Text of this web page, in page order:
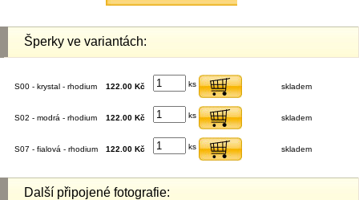
Šperky ve variantách:
S00 - krystal - rhodium 122.00 Kč ks skladem
S02 - modrá - rhodium 122.00 Kč ks skladem
S07 - fialová - rhodium 122.00 Kč ks skladem
Další připojené fotografie: